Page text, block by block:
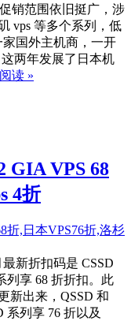
销范围依旧挺广，涉
vps 等多个系列，低
家国外主机商，一开
两年发展了日本机
读 »
GIA VPS 68
4折
新折扣码是 CSSD
列享 68 折折扣。此
新出来，QSSD 和
系列享 76 折以及